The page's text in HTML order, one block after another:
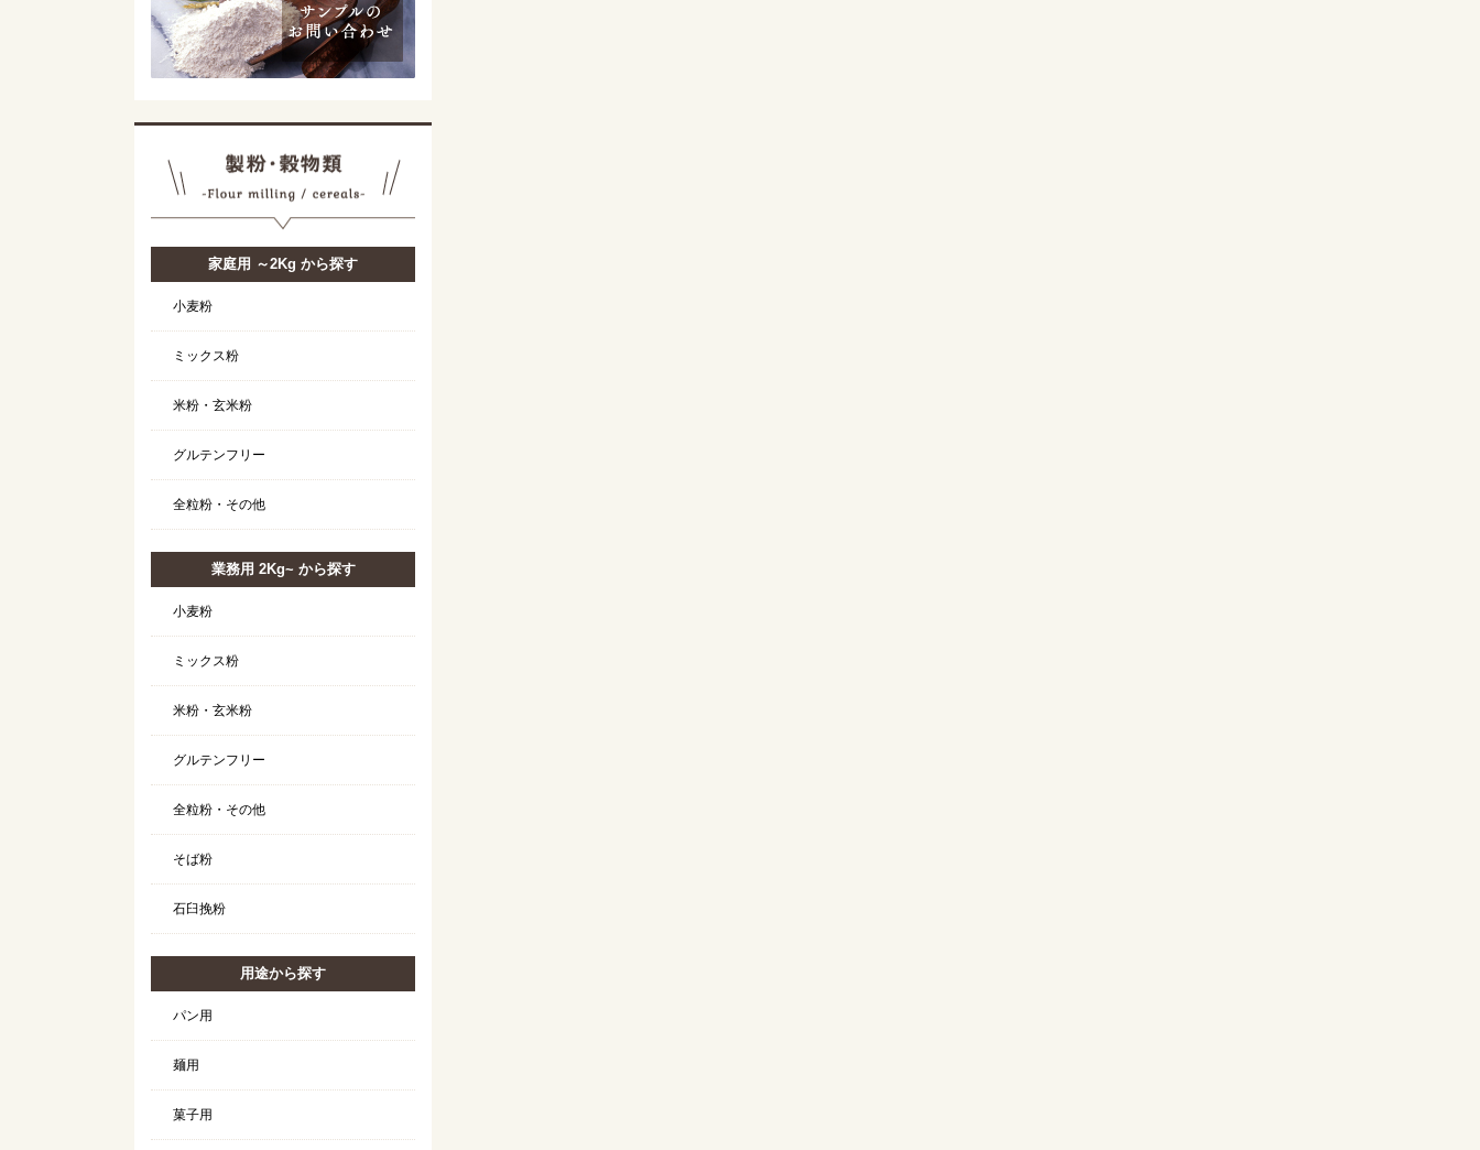
家庭用 ～2Kg から探す
小麦粉
ミックス粉
米粉・玄米粉
グルテンフリー
全粒粉・その他
業務用 2Kg~ から探す
小麦粉
ミックス粉
米粉・玄米粉
グルテンフリー
全粒粉・その他
そば粉
石臼挽粉
用途から探す
パン用
麺用
菓子用